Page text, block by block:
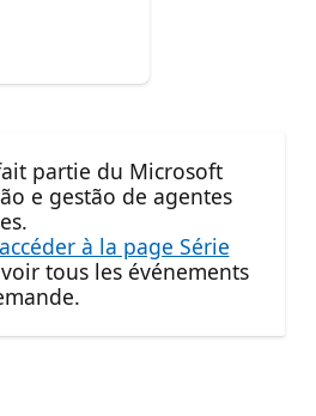
partie du Microsoft
e gestão de agentes
accéder à la page Série
tous les événements